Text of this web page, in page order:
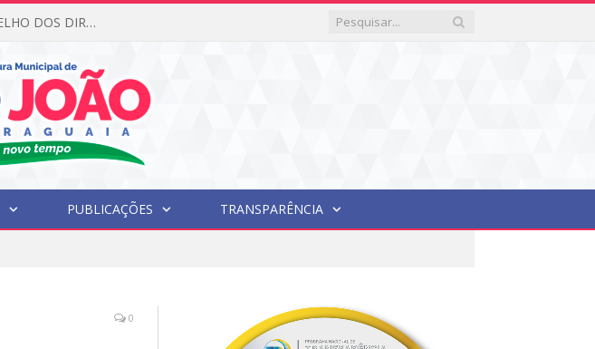
EDITAL DE CHAMADA PÚBLICA Nº 001/2026 CONSELHO DOS DIREITOS DA CRIANÇA E DO ADOLESCENTE
PUBLICAÇÕES TRANSPARÊNCIA
0